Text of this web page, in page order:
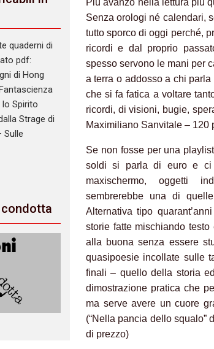
Più avanzo nella lettura più
Senza orologi né calendari,
tutto sporco di oggi perché,
ricordi e dal proprio
spesso servono le mani per
a terra o addosso a chi
che si fa fatica a voltare
ricordi, di visioni, bugie,
Maximiliano Sanvitale – 120
Se non fosse per una
soldi si parla di euro e ci
maxischermo, oggetti
sembrerebbe una di
Alternativa tipo
storie fatte mischiando
alla buona senza essere
quasipoesie incollate sulle
finali – quello della storia
dimostrazione pratica che
ma serve avere un cuore
(“Nella pancia dello squalo”
di prezzo)
quaderni di
pdf:
di Hong
lo Spirito
Strage di
Sulle